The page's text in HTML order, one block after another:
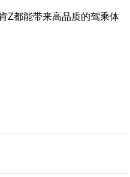
Z都能带来高品质的驾乘体